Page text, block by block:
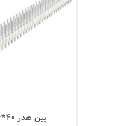
پین هدر 40*2 سفید